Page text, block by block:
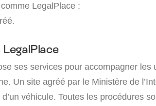
LegalPlace ;
LegalPlace
ses services pour accompagner les
Un site agréé par le Ministère de
d’un véhicule. Toutes les procédures